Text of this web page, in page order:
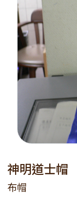
神明道士帽
布帽